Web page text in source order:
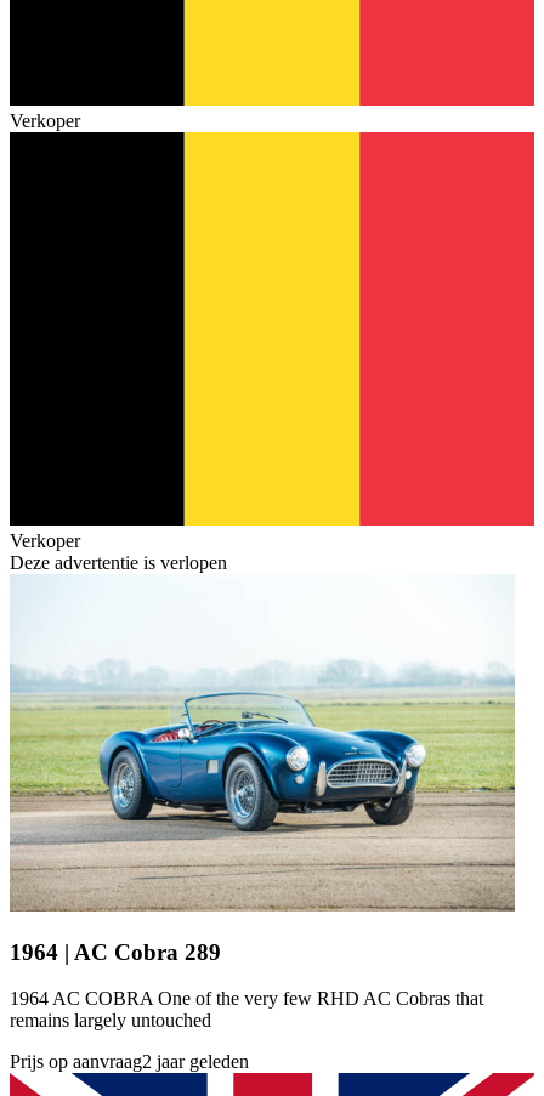
Verkoper
Verkoper
Deze advertentie is verlopen
1964 | AC Cobra 289
1964 AC COBRA One of the very few RHD AC Cobras that
remains largely untouched
Prijs op aanvraag2 jaar geleden